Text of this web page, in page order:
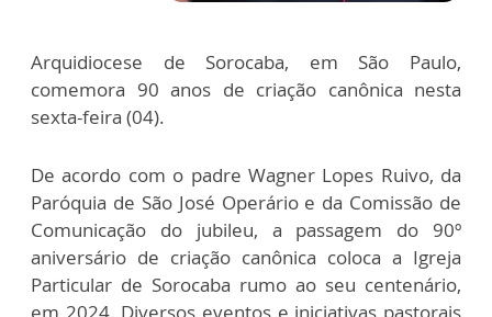
Arquidiocese de Sorocaba, em São Paulo,
comemora 90 anos de criação canônica nesta
sexta-feira (04).
De acordo com o padre Wagner Lopes Ruivo, da
Paróquia de São José Operário e da Comissão de
Comunicação do jubileu, a passagem do 90º
aniversário de criação canônica coloca a Igreja
Particular de Sorocaba rumo ao seu centenário,